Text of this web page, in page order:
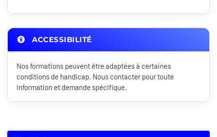
ACCESSIBILITÉ
Nos formations peuvent être adaptées à certaines
conditions de handicap. Nous contacter pour toute
information et demande spécifique.